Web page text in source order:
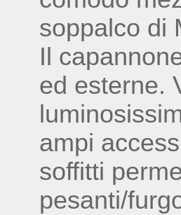
soppalco di
Il
ed esterne.
ampi
soffitti
pesanti/